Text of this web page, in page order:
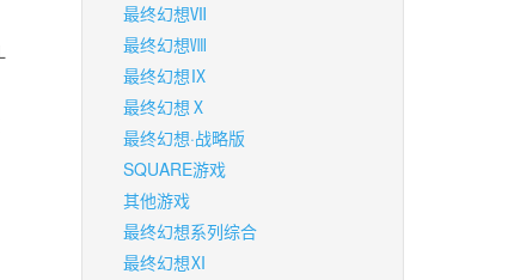
最终幻想Ⅶ
最终幻想Ⅷ
最终幻想Ⅸ
最终幻想Ⅹ
最终幻想·战略版
SQUARE游戏
其他游戏
最终幻想系列综合
最终幻想Ⅺ